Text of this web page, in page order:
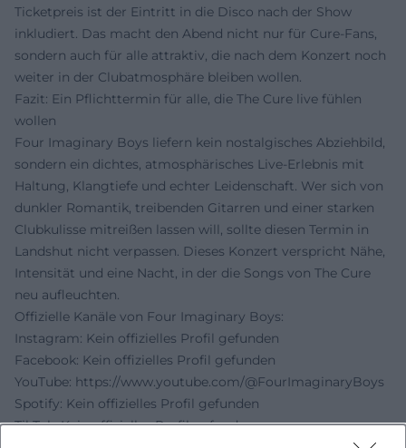
Ticketpreis ist der Eintritt in die Disco nach der Show
inkludiert. Das macht den Abend nicht nur für Cure-Fans,
sondern auch für alle attraktiv, die nach dem Konzert noch
weiter in der Clubatmosphäre bleiben wollen.
Fazit: Ein Pflichttermin für alle, die The Cure live fühlen
wollen
Four Imaginary Boys liefern kein nostalgisches Abziehbild,
sondern ein dichtes, atmosphärisches Live-Erlebnis mit
Haltung, Klangtiefe und echter Leidenschaft. Wer sich von
dunkler Romantik, treibenden Gitarren und einer starken
Clubkulisse mitreißen lassen will, sollte diesen Termin in
Landshut nicht verpassen. Dieses Konzert verspricht Nähe,
Intensität und eine Nacht, in der die Songs von The Cure
neu aufleuchten.
Offizielle Kanäle von Four Imaginary Boys:
Instagram: Kein offizielles Profil gefunden
Facebook: Kein offizielles Profil gefunden
YouTube: https://www.youtube.com/@FourImaginaryBoys
Spotify: Kein offizielles Profil gefunden
TikTok: Kein offizielles Profil gefunden